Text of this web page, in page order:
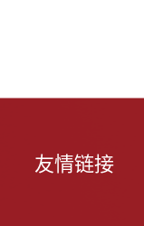
友情链接